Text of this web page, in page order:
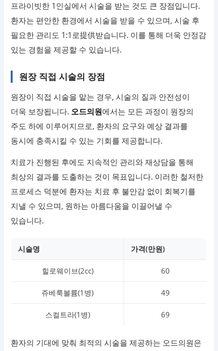
프라이빗한 1인실에서 시술을 받는 것도 큰 장점입니다.
환자는 편안한 환경에서 시술을 받을 수 있으며, 시술 후
필요한 관리도 1:1로提供받습니다. 이를 통해 더욱 안정감
있는 경험을 제공할 수 있습니다.
원장 직접 시술의 장점
원장이 직접 시술을 맡는 경우, 시술의 질과 안전성이
더욱 보장됩니다. 오드의원에서는 모든 과정이 원장의
주도 하에 이루어지므로, 환자의 요구와 예상 결과를
동시에 충족시킬 수 있는 기회를 제공합니다.
치료가 진행된 후에도 지속적인 관리와 재상담을 통해
최상의 결과를 도출하는 것이 목표입니다. 이러한 철저한
프로세스 덕분에 환자는 치료 후 불안감 없이 회복기를
지낼 수 있으며, 원하는 아름다움을 이끌어낼 수
있습니다.
시술명 가격(만원)
힐로웨이브(2cc) 60
쥬베룩볼륨(1병) 49
스컬트라(1병) 69
환자의 기대에 맞춰 최적의 시술을 제공하는 오드의원은